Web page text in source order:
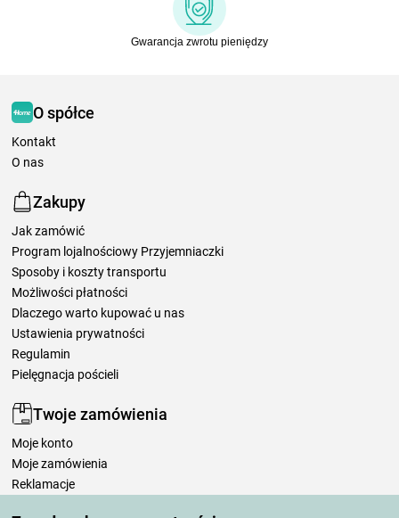
Gwarancja zwrotu pieniędzy
O spółce
Kontakt
O nas
Zakupy
Jak zamówić
Program lojalnościowy Przyjemniaczki
Sposoby i koszty transportu
Możliwości płatności
Dlaczego warto kupować u nas
Ustawienia prywatności
Regulamin
Pielęgnacja pościeli
Twoje zamówienia
Moje konto
Moje zamówienia
Reklamacje